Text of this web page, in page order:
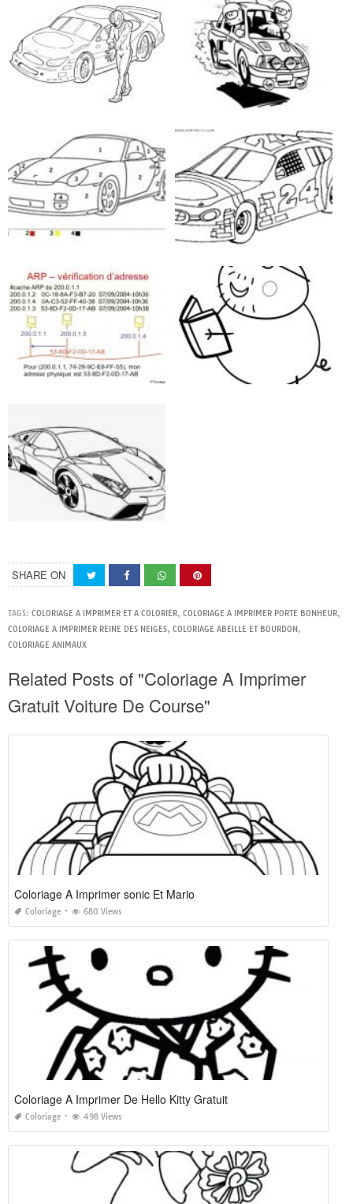
SHARE ON
TAGS: COLORIAGE A IMPRIMER ET A COLORIER, COLORIAGE A IMPRIMER PORTE BONHEUR,
COLORIAGE A IMPRIMER REINE DES NEIGES, COLORIAGE ABEILLE ET BOURDON,
COLORIAGE ANIMAUX
Related Posts of "Coloriage A Imprimer
Gratuit Voiture De Course"
Coloriage A Imprimer sonic Et Mario
Coloriage 680 Views
Coloriage A Imprimer De Hello Kitty Gratuit
Coloriage 498 Views